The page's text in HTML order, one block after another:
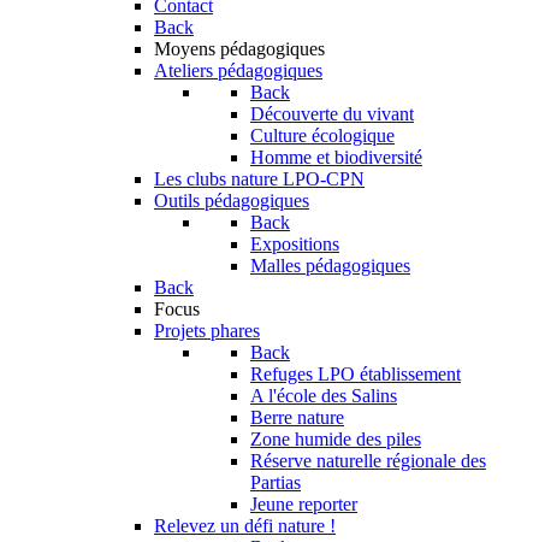
Contact
Back
Moyens pédagogiques
Ateliers pédagogiques
Back
Découverte du vivant
Culture écologique
Homme et biodiversité
Les clubs nature LPO-CPN
Outils pédagogiques
Back
Expositions
Malles pédagogiques
Back
Focus
Projets phares
Back
Refuges LPO établissement
A l'école des Salins
Berre nature
Zone humide des piles
Réserve naturelle régionale des
Partias
Jeune reporter
Relevez un défi nature !